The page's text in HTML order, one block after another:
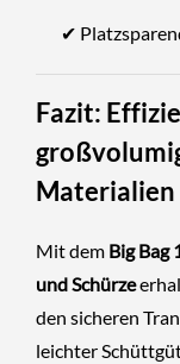
✔
Fazit:
Materialien
Mit dem Big Bag
und Schürze
den sicheren
leichter